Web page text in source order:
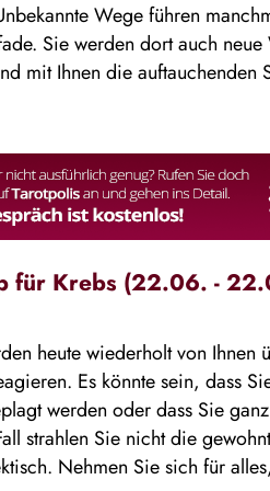
Wege führen
Sie werden dort auch
mit Ihnen die
für Krebs (22.06. -
heute wiederholt von Ihnen
Es könnte sein, dass
werden oder dass Sie
strahlen Sie nicht die
Nehmen Sie sich für